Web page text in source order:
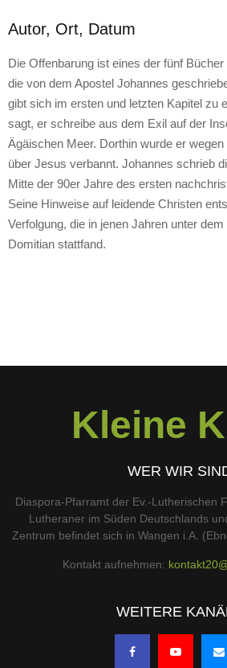
Autor, Ort, Datum
Die Offenbarung ist eines der fünf
die von dem Apostel Johannes
gibt sich im ersten und letzten Kapitel zu
sagt, er schreibe aus dem Exil auf der
Ägäischen Meer. Dorthin wurde er
über Jesus verbannt. Johannes schrieb
Mitte der 90er Jahre des ersten
Seine Hinweise auf leidende Christen
Verfolgung, die in jenen Jahren unter
Domitian stattfand.
Kleine
WER WIR
Diaspora-Pfarramt der Ev.-Lutherischen
Lutheraner im Süden Deutschlands
Zentrum befindet sich in Wangen i.A.
Kontakt aufnehmen:
WEITERE